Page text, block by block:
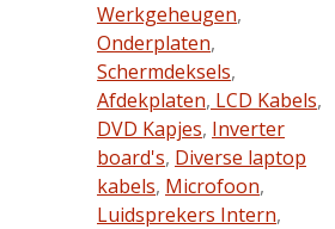
Werkgeheugen,
Onderplaten,
Schermdeksels,
Afdekplaten, LCD Kabels,
DVD Kapjes, Inverter
board's, Diverse laptop
kabels, Microfoon,
Luidsprekers Intern,